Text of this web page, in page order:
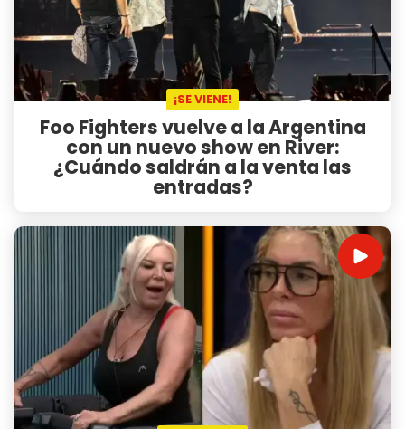
¡SE VIENE!
Foo Fighters vuelve a la Argentina
con un nuevo show en River:
¿Cuándo saldrán a la venta las
entradas?